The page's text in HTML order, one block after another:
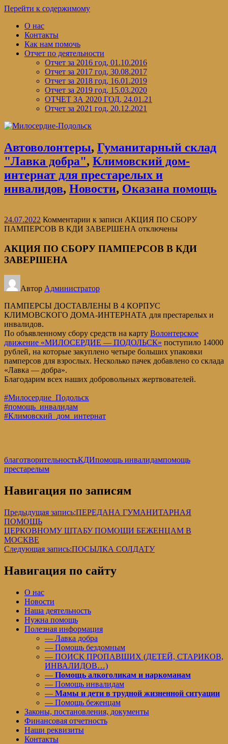
Перейти к содержимому
О нас
Контакты
Как нам помочь
Отчет по деятельности
Отчет за 2016 год, 01.10.2016
Отчет за 2017 год, 30.08.2017
Отчет за 2018 год, 16.01.2019
Отчет за 2019 год, 15.03.2020
ОТЧЕТ ЗА 2020 ГОД, 24.01.21
Отчет за 2021 год, 20.12.2021
Автоволонтеры, Гуманитарный склад
"Лавка добра", Климовский дом-
интернат для престарелых и
инвалидов, Новости, Оказана помощь
24.07.2022 Комментарии к записи АКЦИЯ ПО СБОРУ
ПАМПЕРСОВ В КДИ ЗАВЕРШЕНА отключены
АКЦИЯ ПО СБОРУ ПАМПЕРСОВ В КДИ
ЗАВЕРШЕНА
Автор Администратор
ПАМПЕРСЫ ДОСТАВЛЕНЫ В 4 КОРПУС
КЛИМОВСКОГО ДОМА-ИНТЕРНАТА для престарелых и
инвалидов.
По объявленному сбору средств на карту Волонтерское
движение «МИЛОСЕРДИЕ — ПОДОЛЬСК» поступило 14000
рублей, на которые закуплено четыре больших упаковки
памперсов для взрослых. Несколько пачек добавлено со склада
«Лавка — добра».
Благодарим всех наших добровольных жертвователей.
#Милосердие_Подольск
#помощь_инвалидам
#Климовский_дом_интернат
благотворительностьКДИпомощь инвалидампомощь
престарелым
Навигация по записям
Предыдущая запись:ПЕРЕДАНА ГУМАНИТАРНАЯ
ПОМОЩЬ
ЦЕРКОВНОМУ ШТАБУ ПОМОЩИ БЕЖЕНЦАМ В
МОСКВЕ
Следующая запись:ПОСЫЛКА СОЛДАТУ
Навигация по сайту
О нас
Новости
Наша деятельность
Нужна помощь
Полезная информация
— Лавка добра
— Помощь бездомным
— ПОИСК ПРОПАВШИХ (ДЕТЕЙ, СТАРИКОВ,
ИНВАЛИДОВ…)
— Помощь алкоголикам и наркоманам
— Помощь инвалидам
— Мамы и дети в трудной жизненной ситуации
— Помощь беженцам
Законы, постановления, документы
Финансовая отчетность
Наши реквизиты
Контакты